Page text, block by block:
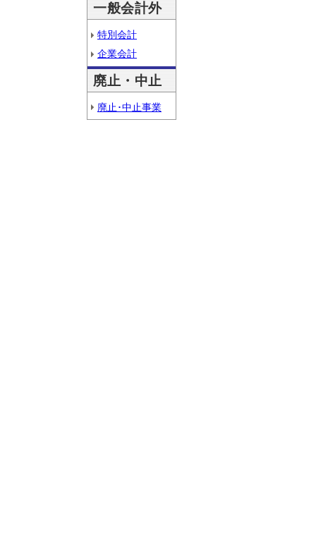
一般会計外
特別会計
企業会計
廃止・中止
廃止･中止事業